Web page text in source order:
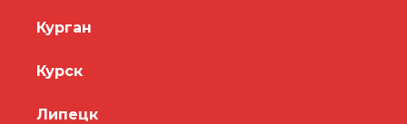
Курган
Курск
Липецк